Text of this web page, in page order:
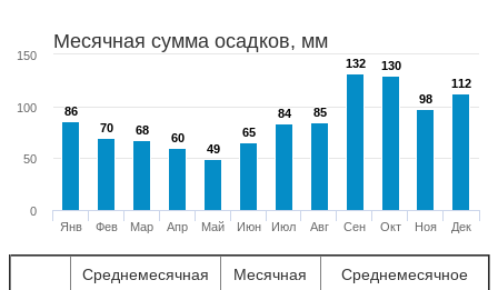
Месячная сумма осадков, мм
86
86
70
70 68
68
60
60
49
49
65
65
84
84 85
85
132
132 130
130
98
98
112
112
Янв Фев Мар Апр Май Июн Июл Авг Сен Окт Ноя Дек
0
50
100
150
Среднемесячная
Месячная
Среднемесячное